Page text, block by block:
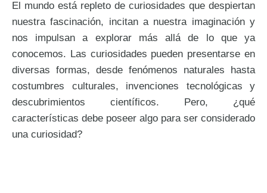
El mundo está repleto de curiosidades que despiertan
nuestra fascinación, incitan a nuestra imaginación y
nos impulsan a explorar más allá de lo que ya
conocemos. Las curiosidades pueden presentarse en
diversas formas, desde fenómenos naturales hasta
costumbres culturales, invenciones tecnológicas y
descubrimientos científicos. Pero, ¿qué
características debe poseer algo para ser considerado
una curiosidad?